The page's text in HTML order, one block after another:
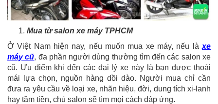
Mua từ salon xe máy TPHCM
Ở Việt Nam hiện nay, nếu muốn mua xe máy, nếu là xe
máy cũ, đa phần người dùng thường tìm đến các salon xe
cũ. Ưu điểm khi đến các đại lý xe này là bạn được thoải
mái lựa chọn, nguồn hàng dồi dào. Người mua chỉ cần
đưa ra yêu cầu về loại xe, nhãn hiệu, đời, dung tích xi-lanh
hay tầm tiền, chủ salon sẽ tìm mọi cách đáp ứng.